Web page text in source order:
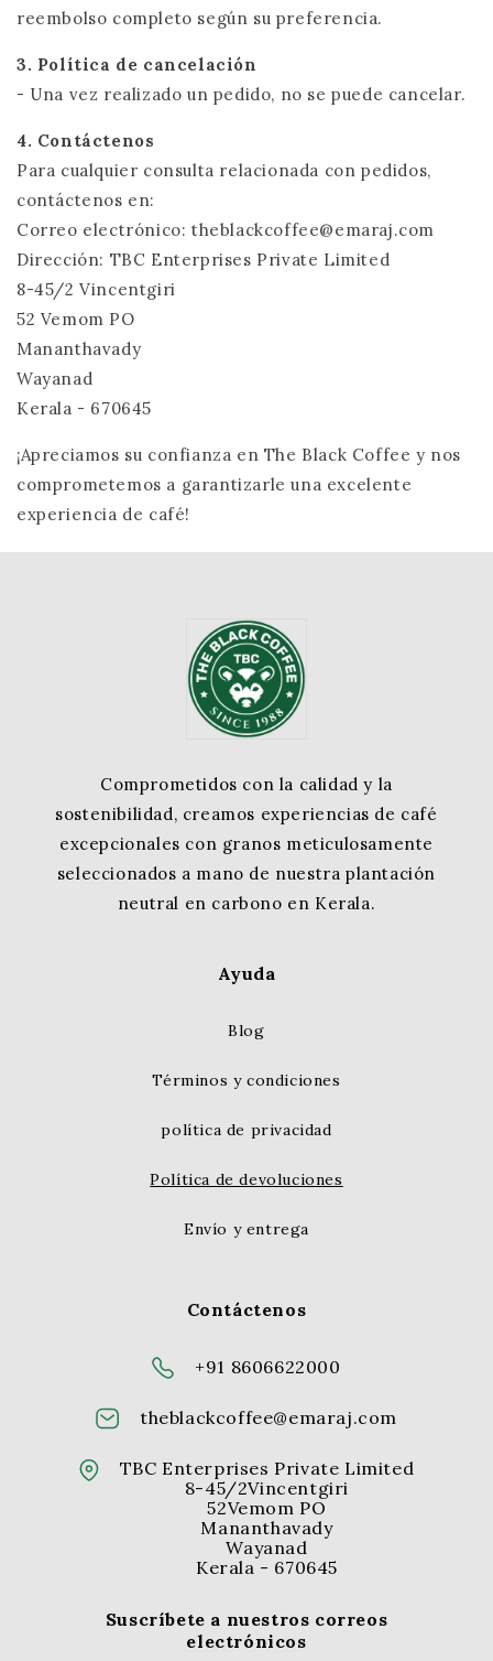
reembolso completo según su preferencia.
3. Política de cancelación
- Una vez realizado un pedido, no se puede cancelar.
4. Contáctenos
Para cualquier consulta relacionada con pedidos,
contáctenos en:
Correo electrónico: theblackcoffee@emaraj.com
Dirección: TBC Enterprises Private Limited
8-45/2 Vincentgiri
52 Vemom PO
Mananthavady
Wayanad
Kerala - 670645
¡Apreciamos su confianza en The Black Coffee y nos
comprometemos a garantizarle una excelente
experiencia de café!
Comprometidos con la calidad y la
sostenibilidad, creamos experiencias de café
excepcionales con granos meticulosamente
seleccionados a mano de nuestra plantación
neutral en carbono en Kerala.
Ayuda
Blog
Términos y condiciones
política de privacidad
Política de devoluciones
Envío y entrega
Contáctenos
+91 8606622000
theblackcoffee@emaraj.com
TBC Enterprises Private Limited
8-45/2Vincentgiri
52Vemom PO
Mananthavady
Wayanad
Kerala - 670645
Suscríbete a nuestros correos
electrónicos